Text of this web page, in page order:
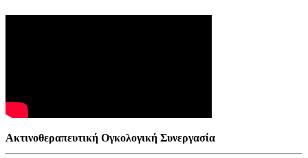
Ακτινοθεραπευτική Ογκολογική Συνεργασία